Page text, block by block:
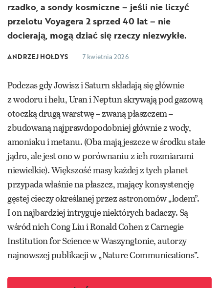
rzadko, a sondy kosmiczne – jeśli nie liczyć
przelotu Voyagera 2 sprzed 40 lat – nie
docierają, mogą dziać się rzeczy niezwykłe.
ANDRZEJ HOŁDYS 7 kwietnia 2026
Podczas gdy Jowisz i Saturn składają się głównie
z wodoru i helu, Uran i Neptun skrywają pod gazową
otoczką drugą warstwę – zwaną płaszczem –
zbudowaną najprawdopodobniej głównie z wody,
amoniaku i metanu. (Oba mają jeszcze w środku stałe
jądro, ale jest ono w porównaniu z ich rozmiarami
niewielkie). Większość masy każdej z tych planet
przypada właśnie na płaszcz, mający konsystencję
gęstej cieczy określanej przez astronomów „lodem”.
I on najbardziej intryguje niektórych badaczy. Są
wśród nichCong Liu i Ronald Cohen z Carnegie
Institution for Science w Waszyngtonie, autorzy
najnowszej publikacji w „Nature Communications”.